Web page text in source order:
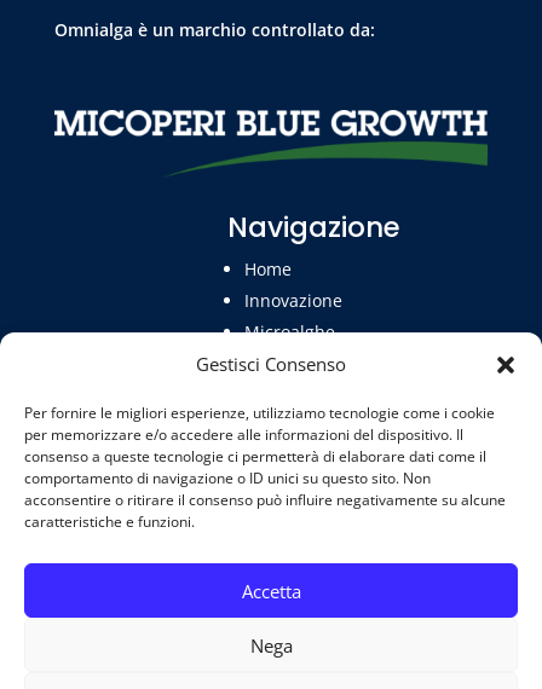
Gestisci Consenso
Per fornire le migliori esperienze, utilizziamo tecnologie come i cookie
per memorizzare e/o accedere alle informazioni del dispositivo. Il
consenso a queste tecnologie ci permetterà di elaborare dati come il
comportamento di navigazione o ID unici su questo sito. Non
acconsentire o ritirare il consenso può influire negativamente su alcune
caratteristiche e funzioni.
Accetta
Nega
Omnialga è un marchio controllato da:
Navigazione
Home
Innovazione
Microalghe
Contatti
Negozio
Shop
Cookie Policy